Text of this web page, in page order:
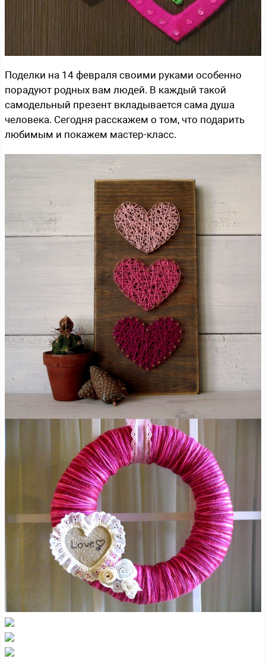
Поделки на 14 февраля своими руками особенно
порадуют родных вам людей. В каждый такой
самодельный презент вкладывается сама душа
человека. Сегодня расскажем о том, что подарить
любимым и покажем мастер-класс.